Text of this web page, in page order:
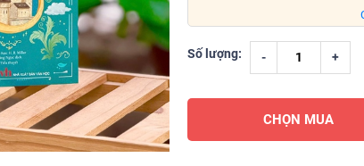
Số lượng: - +
CHỌN MUA